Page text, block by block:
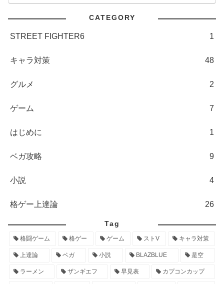
CATEGORY
STREET FIGHTER6 1
キャラ対策 48
グルメ 2
ゲーム 7
はじめに 1
ベガ攻略 9
小説 4
格ゲー上達論 26
Tag
格闘ゲーム 格ゲー ゲーム ストV キャラ対策
上達論 ベガ 小説 BLAZBLUE 是空
ラーメン ザンギエフ 早見表 カプコンカップ